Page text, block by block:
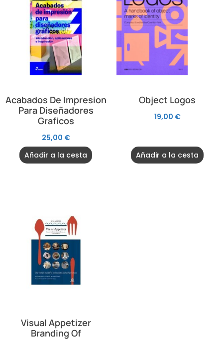
Acabados De Impresion
Para Diseñadores
Graficos
25,00 €
Añadir a la cesta
Object Logos
19,00 €
Añadir a la cesta
Visual Appetizer
Branding Of